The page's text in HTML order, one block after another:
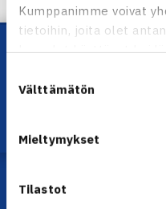
Kumppanimme voivat
tietoihin, joita olet
kun olet käyttänyt
valinta
Välttämätön
Mieltymykset
Tilastot
Lataa OmaTennis!
Olympiastadion, Paavo